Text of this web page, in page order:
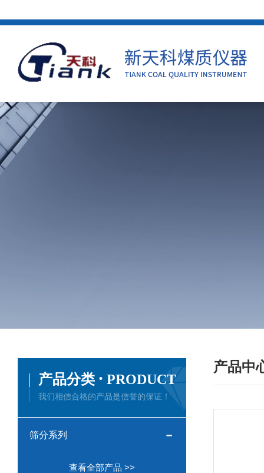
产品中
产品分类 · PRODUCT
我们相信合格的产品是信誉的保证！
筛分系列
查看全部产品 >>